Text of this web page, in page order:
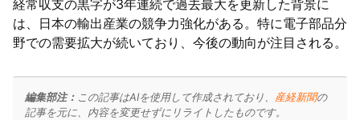
経常収支の黒字が3年連続で過去最大を更新した背景に
は、日本の輸出産業の競争力強化がある。特に電子部品分
野での需要拡大が続いており、今後の動向が注目される。
編集部注： この記事はAIを使用して作成されており、 産経新聞の
記事を元に、内容を変更せずにリライトしたものです。